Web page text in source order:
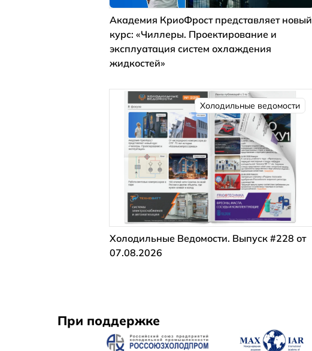
Академия КриоФрост представляет новый
курс: «Чиллеры. Проектирование и
эксплуатация систем охлаждения
жидкостей»
Холодильные ведомости
Холодильные Ведомости. Выпуск #228 от
07.08.2026
При поддержке